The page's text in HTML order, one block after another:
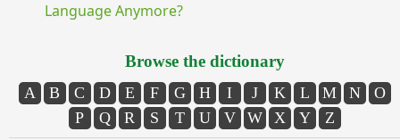
Language Anymore?
Browse the dictionary
A B C D E F G H I J K L M N
O
P
Q R S T U V W X Y Z